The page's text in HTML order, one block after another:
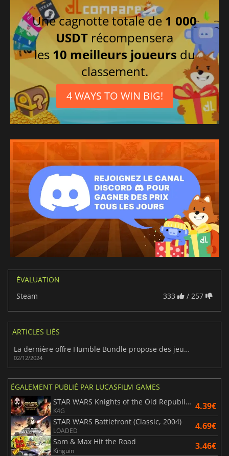
Une cagnotte totale de 1 000
USDT récompensera
les 10 meilleurs joueurs du
classement.
4 WAYS TO WIN BIG!
ÉVALUATION
Steam
333 / 257
ARTICLES LIÉS
La dernière offre Humble Bundle propose des jeux Disney classiques pour moins d'un euro l'unité
02/12/2024
ÉGALEMENT PUBLIÉ PAR LUCASFILM GAMES
STAR WARS Knights of the Old Republic Bundle
K4G 4.39€
STAR WARS Battlefront (Classic, 2004)
LOADED 4.69€
Sam & Max Hit the Road
Kinguin 3.46€